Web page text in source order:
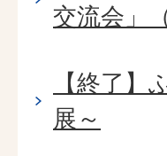
交流会」
【終了
展～